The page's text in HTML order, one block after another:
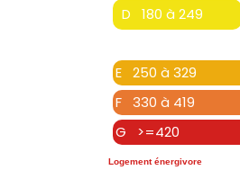
D 180 à 249
E 250 à 329
F 330 à 419
G >=420
Logement énergivore